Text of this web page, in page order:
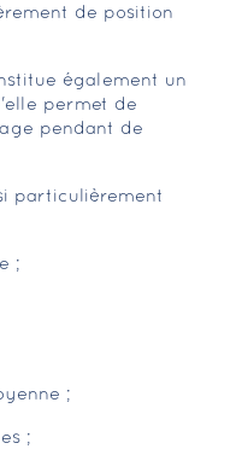
de position
également un
permet de
pendant de
particulièrement
;
;
;